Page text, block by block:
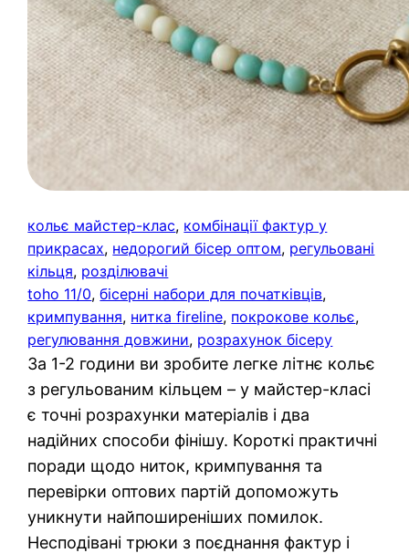
кольє майстер-клас, комбінації фактур у
прикрасах, недорогий бісер оптом, регульовані
кільця, розділювачі
toho 11/0, бісерні набори для початківців
кримпування, нитка fireline, покрокове кольє
регулювання довжини, розрахунок бісеру
За 1-2 години ви зробите легке літнє кольє
з регульованим кільцем – у майстер-класі
є точні розрахунки матеріалів і два
надійних способи фінішу. Короткі практичні
поради щодо ниток, кримпування та
перевірки оптових партій допоможуть
уникнути найпоширеніших помилок.
Несподівані трюки з поєднання фактур і